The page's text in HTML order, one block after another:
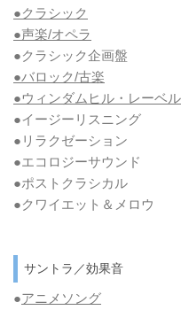
●クラシック
●声楽/オペラ
●クラシック企画盤
●バロック/古楽
●ウィンダムヒル・レーベル
●イージーリスニング
●リラクゼーション
●エコロジーサウンド
●ポストクラシカル
●クワイエット＆メロウ
サントラ／効果音
●アニメソング